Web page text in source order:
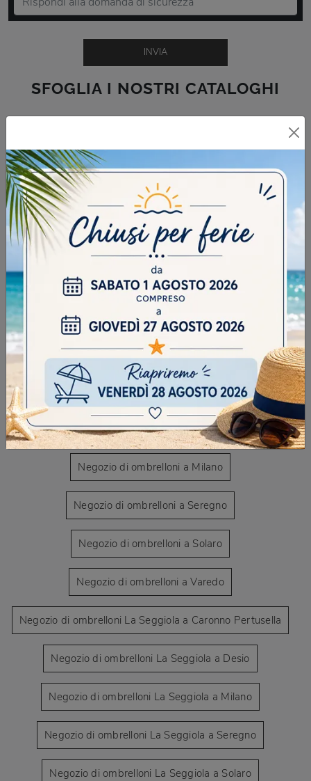
SFOGLIA I NOSTRI CATALOGHI
CONTINUA A NAVIGARE
Negozio di ombrelloni a Caronno Pertusella
Negozio di ombrelloni a Desio
Negozio di ombrelloni a Milano
Negozio di ombrelloni a Seregno
Negozio di ombrelloni a Solaro
Negozio di ombrelloni a Varedo
Negozio di ombrelloni La Seggiola a Caronno Pertusella
Negozio di ombrelloni La Seggiola a Desio
Negozio di ombrelloni La Seggiola a Milano
Negozio di ombrelloni La Seggiola a Seregno
Negozio di ombrelloni La Seggiola a Solaro
INVIA